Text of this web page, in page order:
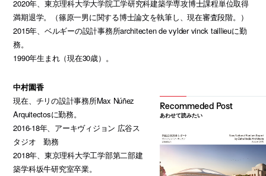
2020年、東京理科大学大学院工学研究科建築学専攻博士課程単位取得
満期退学。（篠原一男に関する博士論文を執筆し、現在審査段階。）
2015年、ベルギーの設計事務所architecten de vylder vinck taillieuに勤
務。
1990年生まれ（現在30歳）。
中村園香
現在、チリの設計事務所Max Núñez
Arquitectosに勤務。
2016-18年、アーキヴィジョン 広谷ス
タジオ 勤務
2018年、東京理科大学工学部第二部建
築学科坂牛研究室卒業。
あわせて読みたい